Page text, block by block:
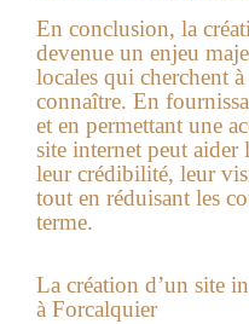
En conclusion, la
devenue un enjeu
locales qui cherchent
connaître. En
et en permettant une
site internet peut aider
leur crédibilité, leur
tout en réduisant les
terme.
La création d’un site
à Forcalquier